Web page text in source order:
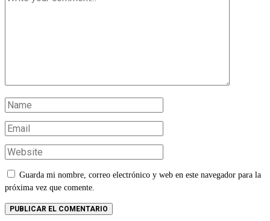
Guarda mi nombre, correo electrónico y web en este navegador para la
próxima vez que comente.